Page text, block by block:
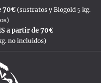
70€ (sustratos y Biogold 5 kg.
a partir de 70€
no incluidos)